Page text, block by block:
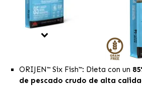
ORIJEN™ Six Fish™: Dieta con un
de pescado crudo de alta